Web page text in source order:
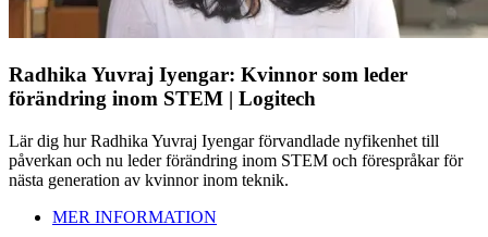
Radhika Yuvraj Iyengar: Kvinnor som leder
förändring inom STEM | Logitech
Lär dig hur Radhika Yuvraj Iyengar förvandlade nyfikenhet till
påverkan och nu leder förändring inom STEM och förespråkar för
nästa generation av kvinnor inom teknik.
MER INFORMATION